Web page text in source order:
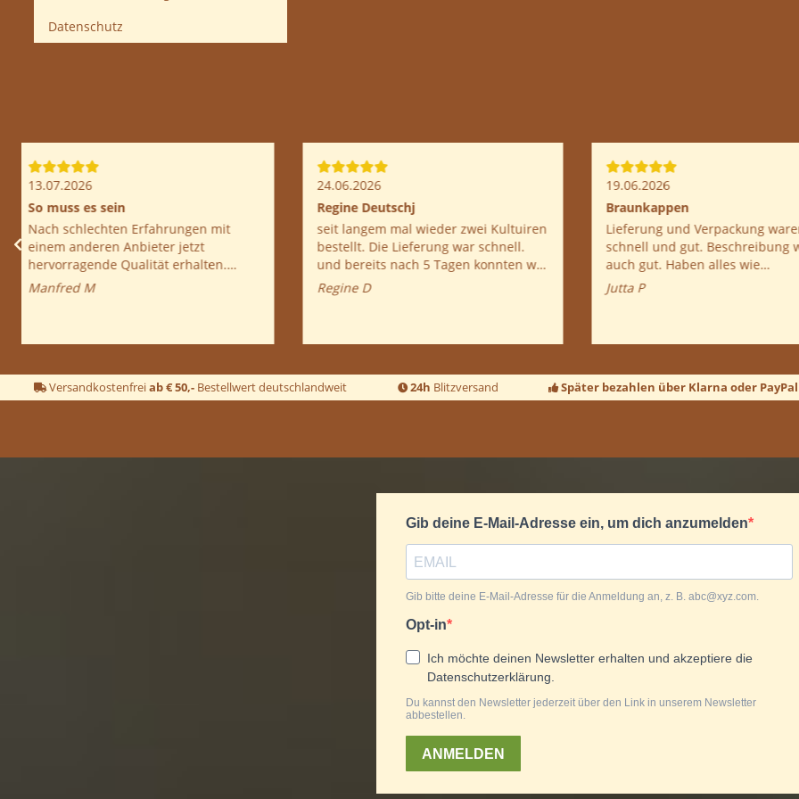
Datenschutz
09.06.2026
Sehr Zufrieden mit der Lieferung
Einfache Handhabung, Gute
Beschreibung, Preisleistung OK,
warten auf Ergebnis.
Franz P
09.06.2026
Immer wieder gerne.
Tolle Service, schon ein paar Mal
bestellt und verschenkt, kam jedes
Mal gut an. Macht weiter so!
Christiane P
13.05.2026
Schnelle Lieferung & bisher
Eindruck
Schnell geliefert, alles
angekommen und sauber
Jetzt bin ich gespannt, wie
Versandkostenfreiab € 50,- Bestellwert deutschlandweit 24h Blitzversand Später bezahlen über Klarna oder PayPal